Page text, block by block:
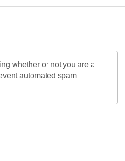
whether or not you are a
automated spam